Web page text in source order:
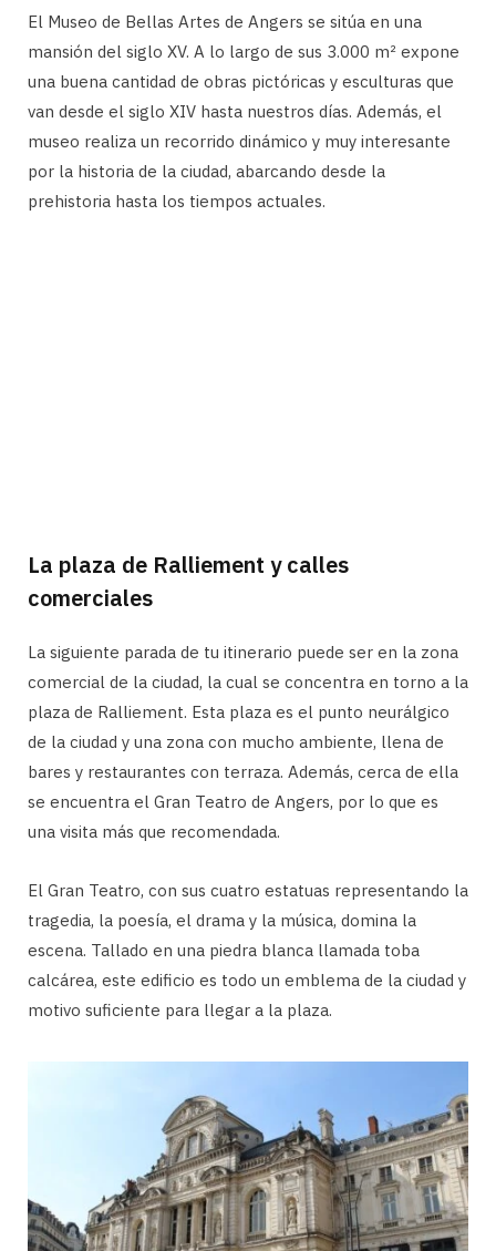
El Museo de Bellas Artes de Angers se sitúa en una
mansión del siglo XV. A lo largo de sus 3.000 m² expone
una buena cantidad de obras pictóricas y esculturas que
van desde el siglo XIV hasta nuestros días. Además, el
museo realiza un recorrido dinámico y muy interesante
por la historia de la ciudad, abarcando desde la
prehistoria hasta los tiempos actuales.
La plaza de Ralliement y calles
comerciales
La siguiente parada de tu itinerario puede ser en la zona
comercial de la ciudad, la cual se concentra en torno a la
plaza de Ralliement. Esta plaza es el punto neurálgico
de la ciudad y una zona con mucho ambiente, llena de
bares y restaurantes con terraza. Además, cerca de ella
se encuentra el Gran Teatro de Angers, por lo que es
una visita más que recomendada.
El Gran Teatro, con sus cuatro estatuas representando la
tragedia, la poesía, el drama y la música, domina la
escena. Tallado en una piedra blanca llamada toba
calcárea, este edificio es todo un emblema de la ciudad y
motivo suficiente para llegar a la plaza.